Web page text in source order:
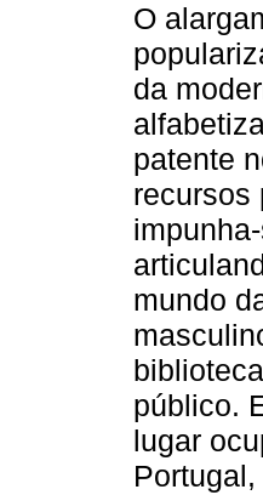
O
da
patente
recursos
mundo
público.
lugar